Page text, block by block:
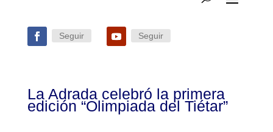
Seguir Seguir
La Adrada celebró la primera
edición “Olimpiada del Tiétar”